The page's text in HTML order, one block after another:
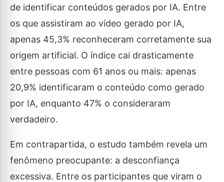
de identificar conteúdos gerados por IA. Entre
os que assistiram ao vídeo gerado por IA,
apenas 45,3% reconheceram corretamente sua
origem artificial. O índice cai drasticamente
entre pessoas com 61 anos ou mais: apenas
20,9% identificaram o conteúdo como gerado
por IA, enquanto 47% o consideraram
verdadeiro.
Em contrapartida, o estudo também revela um
fenômeno preocupante: a desconfiança
excessiva. Entre os participantes que viram o